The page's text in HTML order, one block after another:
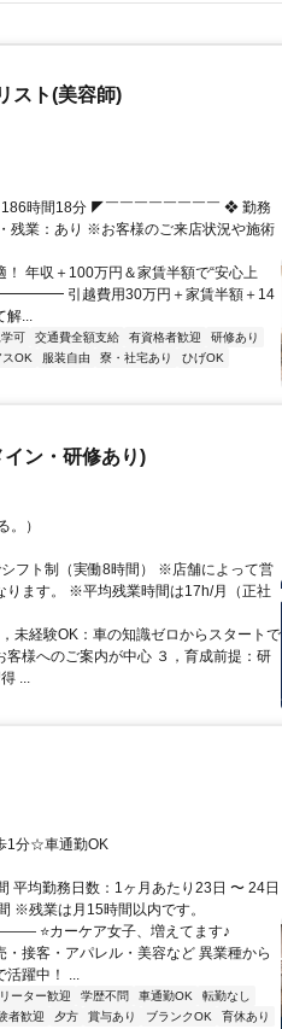
スト(美容師)
時間18分 ◤￣￣￣￣￣￣￣￣ ❖ 勤務
残業：あり ※お客様のご来店状況や施術
年収＋100万円＆家賃半額で“安心上
引越費用30万円＋家賃半額＋14
解...
可 交通費全額支給 有資格者歓迎
研修あり
スOK 服装自由 寮・社宅あり
ひげOK
ン・研修あり)
。）
フト制（実働8時間） ※店舗によって営
ります。 ※平均残業時間は17h/月（正社
未経験OK：車の知識ゼロからスタートで
様へのご案内が中心 ３，育成前提：研
...
1分☆車通勤OK
平均勤務日数：1ヶ月あたり23日 〜 24日
※残業は月15時間以内です。
ーケア女子、増えてます♪
アパレル・美容など 異業種から
活躍中！ ...
ーター歓迎 学歴不問 車通勤OK
転勤なし
者歓迎 夕方 賞与あり ブランクOK
育休あり